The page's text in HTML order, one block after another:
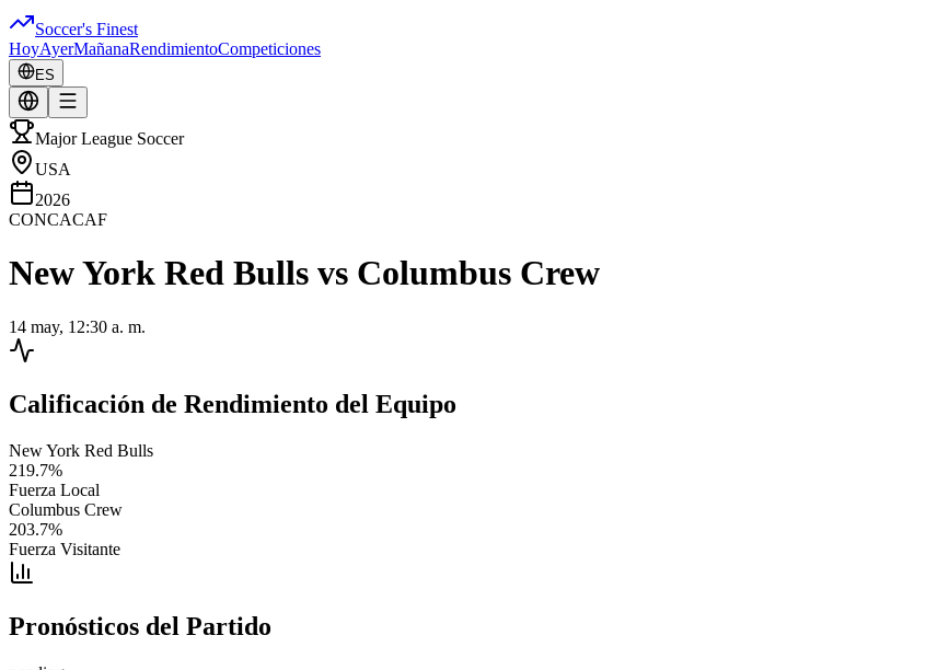
Soccer's Finest
HoyAyerMañanaRendimientoCompeticiones
ES
Major League Soccer
USA
2026
CONCACAF
New York Red Bulls vs Columbus Crew
14 may, 12:30 a. m.
Calificación de Rendimiento del Equipo
New York Red Bulls
219.7%
Fuerza Local
Columbus Crew
203.7%
Fuerza Visitante
Pronósticos del Partido